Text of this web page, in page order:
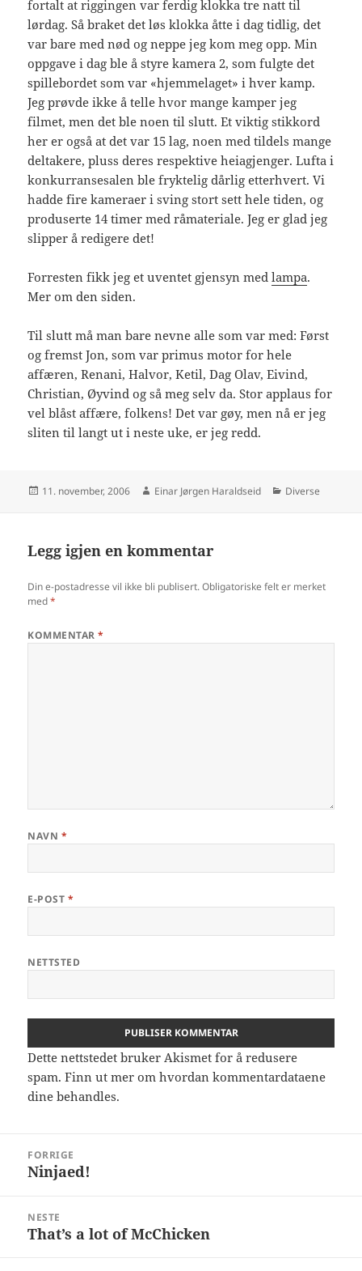
fortalt at riggingen var ferdig klokka tre natt til
lørdag. Så braket det løs klokka åtte i dag tidlig, det
var bare med nød og neppe jeg kom meg opp. Min
oppgave i dag ble å styre kamera 2, som fulgte det
spillebordet som var «hjemmelaget» i hver kamp.
Jeg prøvde ikke å telle hvor mange kamper jeg
filmet, men det ble noen til slutt. Et viktig stikkord
her er også at det var 15 lag, noen med tildels mange
deltakere, pluss deres respektive heiagjenger. Lufta i
konkurransesalen ble fryktelig dårlig etterhvert. Vi
hadde fire kameraer i sving stort sett hele tiden, og
produserte 14 timer med råmateriale. Jeg er glad jeg
slipper å redigere det!
Forresten fikk jeg et uventet gjensyn medlampa.
Mer om den siden.
Til slutt må man bare nevne alle som var med: Først
og fremst Jon, som var primus motor for hele
affæren, Renani, Halvor, Ketil, Dag Olav, Eivind,
Christian, Øyvind og så meg selv da. Stor applaus for
vel blåst affære, folkens! Det var gøy, men nå er jeg
sliten til langt ut i neste uke, er jeg redd.
Publisert
11. november, 2006 Forfatter
Einar Jørgen Haraldseid Kategorier
Diverse
Legg igjen en kommentar
Din e-postadresse vil ikke bli publisert. Obligatoriske felt er merket
med*
KOMMENTAR*
NAVN *
E-POST *
NETTSTED
Dette nettstedet bruker Akismet for å redusere
spam.Finn ut mer om hvordan kommentardataene
dine behandles.
FORRIGE
Forrige
Ninjaed!
NESTE
Neste
That’s a lot of McChicken